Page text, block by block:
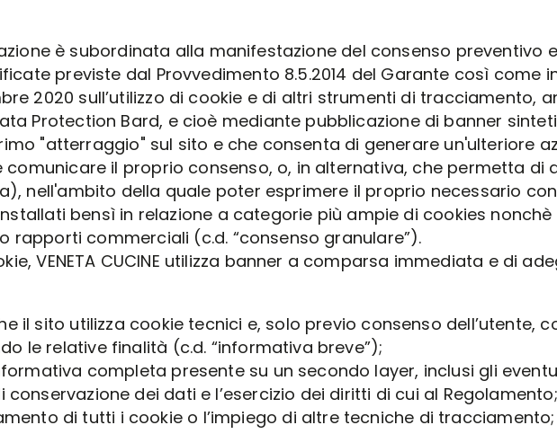
è subordinata alla manifestazione del consenso preventivo
previste dal Provvedimento 8.5.2014 del Garante così come
2020 sull’utilizzo di cookie e di altri strumenti di tracciamento,
Protection Bard, e cioè mediante pubblicazione di banner
"atterraggio" sul sito e che consenta di generare un'ulteriore
il proprio consenso, o, in alternativa, che permetta di
nell'ambito della quale poter esprimere il proprio necessario
bensì in relazione a categorie più ampie di cookies
commerciali (c.d. “consenso granulare”).
VENETA CUCINE utilizza banner a comparsa immediata e di
il sito utilizza cookie tecnici e, solo previo consenso dell’utente,
le relative finalità (c.d. “informativa breve”);
completa presente su un secondo layer, inclusi gli
dei dati e l’esercizio dei diritti di cui al Regolamento;
di tutti i cookie o l’impiego di altre tecniche di tracciamento;